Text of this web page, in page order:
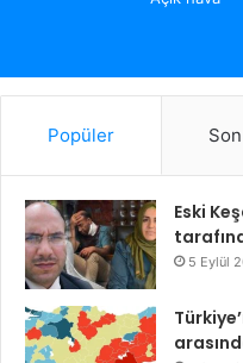
Popüler
Eski
5 Eylül